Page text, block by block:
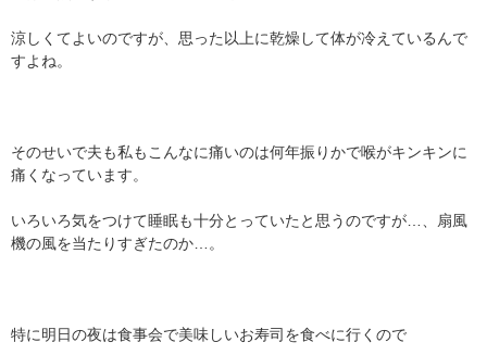
涼しくてよいのですが、思った以上に乾燥して体が冷えているんで
すよね。
そのせいで夫も私もこんなに痛いのは何年振りかで喉がキンキンに
痛くなっています。
いろいろ気をつけて睡眠も十分とっていたと思うのですが…、扇風
機の風を当たりすぎたのか…。
特に明日の夜は食事会で美味しいお寿司を食べに行くので